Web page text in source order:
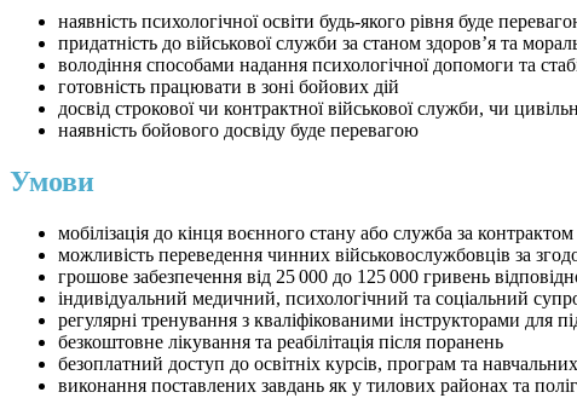
наявність психологічної освіти будь-якого рівня буде
придатність до військової служби за станом здоров’я та
володіння способами надання психологічної допомоги та
готовність працювати в зоні бойових дій
досвід строкової чи контрактної військової служби, чи
наявність бойового досвіду буде перевагою
Умови
мобілізація до кінця воєнного стану або служба за контрактом
можливість переведення чинних військовослужбовців за
грошове забезпечення від 25 000 до 125 000 гривень
індивідуальний медичний, психологічний та соціальний
регулярні тренування з кваліфікованими інструкторами для
безкоштовне лікування та реабілітація після поранень
безоплатний доступ до освітніх курсів, програм та навчальних
виконання поставлених завдань як у тилових районах та